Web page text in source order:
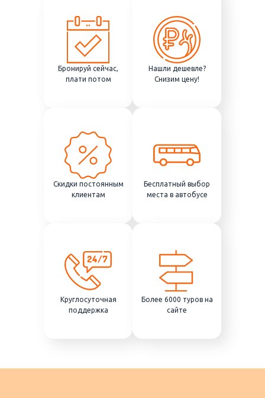
Бронируй сейчас,
плати потом
Нашли дешевле?
Снизим цену!
Скидки постоянным
клиентам
Бесплатный выбор
места в автобусе
Круглосуточная
поддержка
Более 6000 туров на
сайте